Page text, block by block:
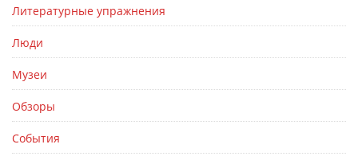
Литературные упражнения
Люди
Музеи
Обзоры
События